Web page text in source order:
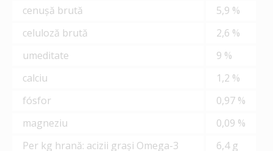
cenuşă brută
5,9 %
celuloză brută
2,6 %
umeditate
9 %
calciu
1,2 %
fósfor
0,97 %
magneziu
0,09 %
Per kg hrană: acizii graşi Omega-3
6,4 g